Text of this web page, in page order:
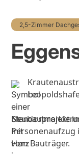
2,5-Zimmer
Neubauprojekt
Personenaufzug
vom Bauträger.